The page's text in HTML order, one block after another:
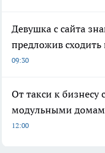
Девушка с сайта
предложив
09:30
От такси к
модульными
12:00